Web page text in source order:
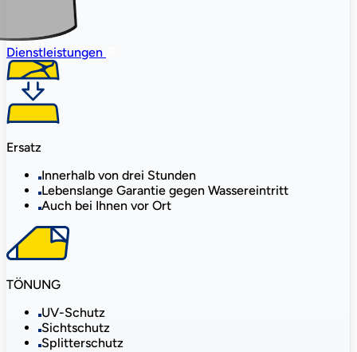
Dienstleistungen
Ersatz
Innerhalb von drei Stunden
Lebenslange Garantie gegen Wassereintritt
Auch bei Ihnen vor Ort
TÖNUNG
UV-Schutz
Sichtschutz
Splitterschutz